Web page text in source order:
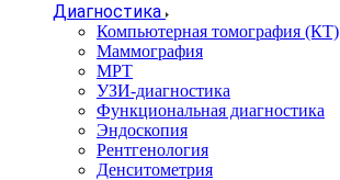
Диагностика
Компьютерная томография (КТ)
Маммография
МРТ
УЗИ-диагностика
Функциональная диагностика
Эндоскопия
Рентгенология
Денситометрия